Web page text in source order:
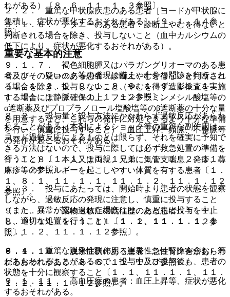
れがある）〔８．６、１１．１．３参照〕。
９．１．６． テタニーのある患者：診断上やむを得ないと
判断される場合を除き、投与しないこと（血中カルシウムの
低下により、症状が悪化するおそれがある）。
９．１．７． 褐色細胞腫又はパラガングリオーマのある患
者及びその疑いのある患者：診断上やむを得ないと判断され
る場合を除き、投与しないこと（やむを得ず造影検査を実施
する場合には静脈確保の上、フェントラミンメシル酸塩等の
α遮断薬及びプロプラノロール塩酸塩等のβ遮断薬の十分な量
を用意するなど、これらの発作に対処できるよう十分な準備
を行い、慎重に投与すること）、血圧上昇、頻脈、不整脈等
の発作が起こるおそれがある。
９．１．８． 本人又は両親、兄弟に気管支喘息、発疹、蕁
麻疹等のアレルギーを起こしやすい体質を有する患者〔１．
１、８．１、１１．１．１、１１．１．２、１１．１．１２
参照〕。
９．１．９． 薬物過敏症の既往歴のある患者〔１．１、
８．１、１１．１．１、１１．１．２、１１．１．１２参
照〕。
９．１．１０． 脱水症状のある患者：急性腎障害があらわ
れるおそれがある〔８．６、１１．１．３参照〕。
９．１．１１． 高血圧症の患者：血圧上昇等、症状が悪化
するおそれがある。
２．２． 重篤な甲状腺疾患のある患者［ヨードが甲状腺に
集積し、症状が悪化するおそれがある］〔９．１．１４参
照〕。
重要な基本的注意
８．１． ショック等の発現に備え、十分な問診を行うこと
〔１．１、２．１、９．１．８、９．１．９、１１．１．
１、１１．１．２、１１．１．１２参照〕。
８．２． 投与量と投与方法にかかわらず過敏反応があらわ
れることがある（本剤によるショック等の重篤な副作用は、
ヨード過敏反応によるものとは限らず、それを確実に予知で
きる方法はないので、投与に際しては必ず救急処置の準備を
行うこと）〔１．１、１１．１．１、１１．１．２、１１．
１．１２参照〕。
８．３． 投与にあたっては、開始時より患者の状態を観察
しながら、過敏反応の発現に注意し、慎重に投与すること
（また、異常が認められた場合には、ただちに投与を中止
し、適切な処置を行うこと）〔１．１、１１．１．１、１
１．１．２、１１．１．１２参照〕。
８．４． 重篤な遅発性副作用（遅発性ショックを含む）等
があらわれることがあるので、投与中及び投与後も、患者の
状態を十分に観察すること〔１．１、１１．１．１、１１．
１．２、１１．１．１２参照〕。